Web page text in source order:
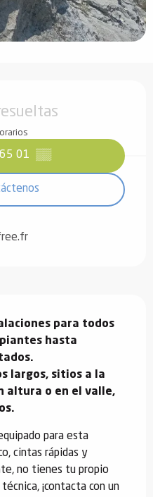
01 ▒▒
para todos
hasta
largos, sitios a la
altura o en el valle,
para esta
cintas rápidas y
no tienes tu propio
¡contacta con un